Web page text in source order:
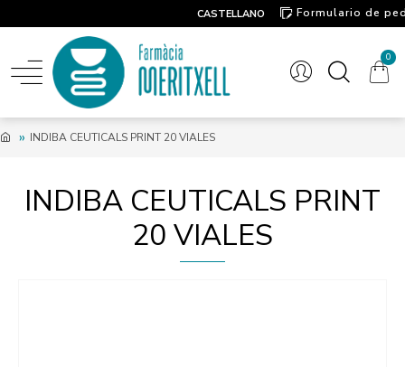
CASTELLANO
Formulario de
0
INDIBA CEUTICALS PRINT 20 VIALES
INDIBA CEUTICALS PRINT
20 VIALES